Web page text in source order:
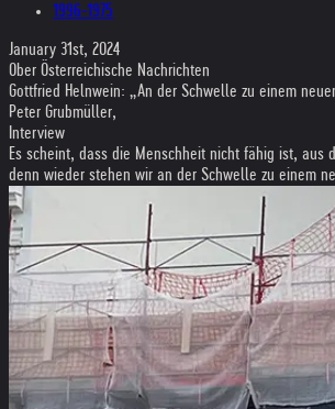
1996-1975
January 31st, 2024
Ober Österreichische Nachrichten
Gottfried Helnwein: „An der Schwelle zu einem
Peter Grubmüller,
Interview
Es scheint, dass die Menschheit nicht fähig ist,
denn wieder stehen wir an der Schwelle zu einem